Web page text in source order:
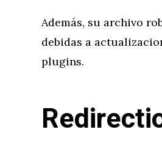
Además, su archivo
debidas a
plugins.